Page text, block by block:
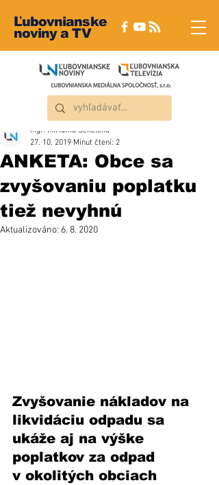
Ľubovnianske
noviny a TV
ANKETA: Obce sa
zvyšovaniu poplatku
tiež nevyhnú
Mgr. Miriama Sekelská
27. 10. 2019 Minut čtení: 2
Aktualizováno: 6. 8. 2020
Zvyšovanie nákladov na
likvidáciu odpadu sa
ukáže aj na výške
poplatkov za odpad
v okolitých obciach